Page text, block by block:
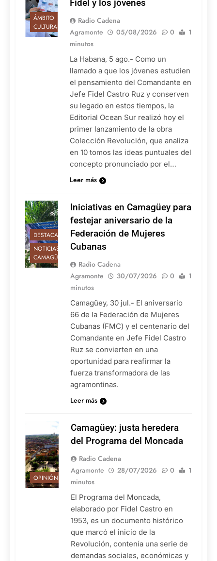
ÁMBITO
CULTURAL
Fidel y los jóvenes
Radio Cadena
Agramonte
05/08/2026 0
1
minutos
La Habana, 5 ago.- Como un
llamado a que los jóvenes estudien
el pensamiento del Comandante en
Jefe Fidel Castro Ruz y conserven
su legado en estos tiempos, la
Editorial Ocean Sur realizó hoy el
primer lanzamiento de la obra
Colección Revolución, que analiza
en 10 tomos las ideas puntuales del
concepto pronunciado por el…
Leer más
DESTACADAS
NOTICIAS DE
CAMAGÜEY
Iniciativas en Camagüey para
festejar aniversario de la
Federación de Mujeres
Cubanas
Radio Cadena
Agramonte
30/07/2026 0
1
minutos
Camagüey, 30 jul.- El aniversario
66 de la Federación de Mujeres
Cubanas (FMC) y el centenario del
Comandante en Jefe Fidel Castro
Ruz se convierten en una
oportunidad para reafirmar la
fuerza transformadora de las
agramontinas.
Leer más
OPINIÓN
Camagüey: justa heredera
del Programa del Moncada
Radio Cadena
Agramonte
28/07/2026 0
1
minutos
El Programa del Moncada,
elaborado por Fidel Castro en
1953, es un documento histórico
que marcó el inicio de la
Revolución, contenía una serie de
demandas sociales, económicas y